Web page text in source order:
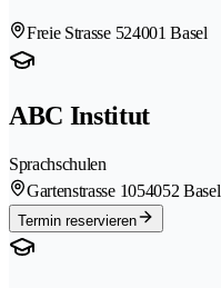
Freie Strasse 524001 Basel
ABC Institut
Sprachschulen
Gartenstrasse 1054052 Basel
Termin reservieren